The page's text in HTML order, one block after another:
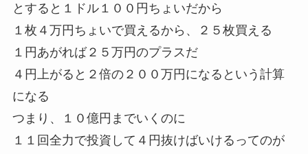
とすると１ドル１００円ちょいだから
１枚４万円ちょいで買えるから、２５枚買える
１円あがれば２５万円のプラスだ
４円上がると２倍の２００万円になるという計算
になる
つまり、１０億円までいくのに
１１回全力で投資して４円抜けばいけるってのが